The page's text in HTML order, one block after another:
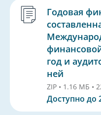
Годовая
год и
ней
ZIP • 1.16 МБ •
Доступно до